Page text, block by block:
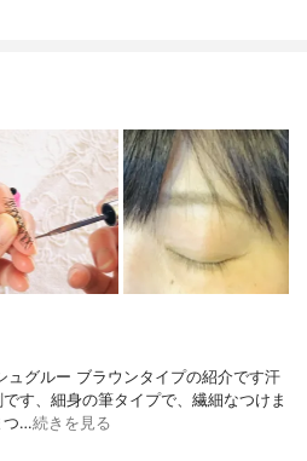
ュグルー ブラウンタイプの紹介です汗
す、細身の筆タイプで、繊細なつけま
つ…続きを見る